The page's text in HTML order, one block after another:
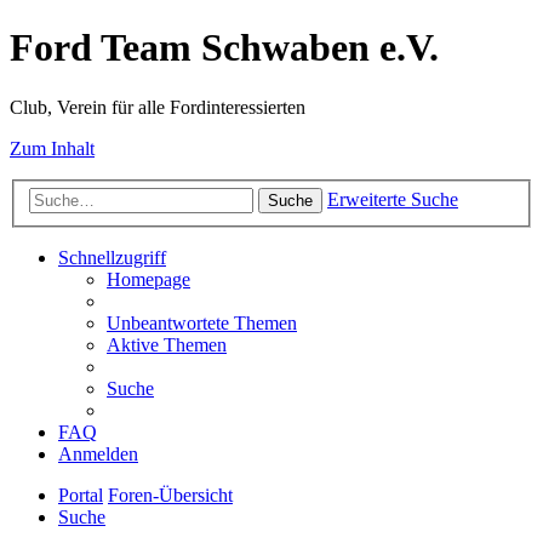
Ford Team Schwaben e.V.
Club, Verein für alle Fordinteressierten
Zum Inhalt
Suche Erweiterte Suche
Schnellzugriff
Homepage
Unbeantwortete Themen
Aktive Themen
Suche
FAQ
Anmelden
Portal Foren-Übersicht
Suche